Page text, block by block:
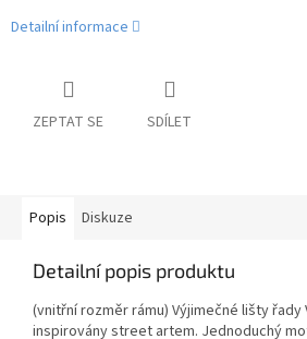
Detailní informace
ZEPTAT SE SDÍLET
Popis Diskuze
Detailní popis produktu
(vnitřní rozměr rámu) Výjimečné lišty řady
inspirovány street artem. Jednoduchý